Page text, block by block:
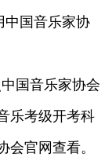
中国音乐家协
国音乐家协会
乐考级开考科
会官网查看。